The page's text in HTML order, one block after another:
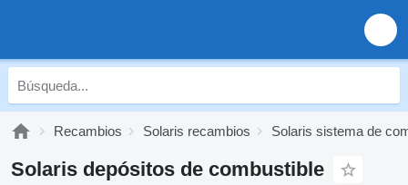
Recambios Solaris recambios Solaris sistema de
Solaris depósitos de combustible